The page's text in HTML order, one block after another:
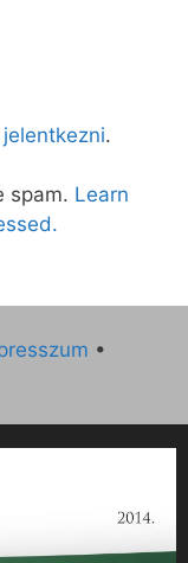
.
spam. Learn
•